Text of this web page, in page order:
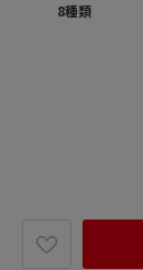
8種類